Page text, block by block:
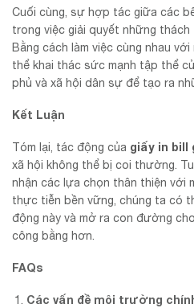
Cuối cùng, sự hợp tác giữa các
trong việc giải quyết những
Bằng cách làm việc cùng nhau
thể khai thác sức mạnh tập thể
phủ và xã hội dân sự để tạo ra
Kết Luận
Tóm lại, tác động của giấy in bill
xã hội không thể bị coi thường.
nhận các lựa chọn thân thiện với
thực tiễn bền vững, chúng ta có
động này và mở ra con đường
công bằng hơn.
FAQs
Các vấn đề môi trường